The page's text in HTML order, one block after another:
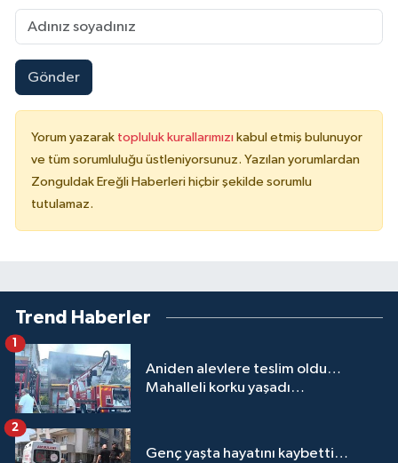
Gönder
Yorum yazarak topluluk kurallarımızı kabul etmiş bulunuyor
ve tüm sorumluluğu üstleniyorsunuz. Yazılan yorumlardan
Zonguldak Ereğli Haberleri hiçbir şekilde sorumlu
tutulamaz.
Trend Haberler
Aniden alevlere teslim oldu…
Mahalleli korku yaşadı…
1
Genç yaşta hayatını kaybetti…
2